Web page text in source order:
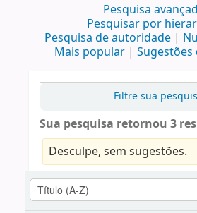
Pesquisa
Pesquisar por
Pesquisa de autoridade
Mais popular
Sugestões
Filtre sua
Sua pesquisa retornou 3
Desculpe, sem sugestões.